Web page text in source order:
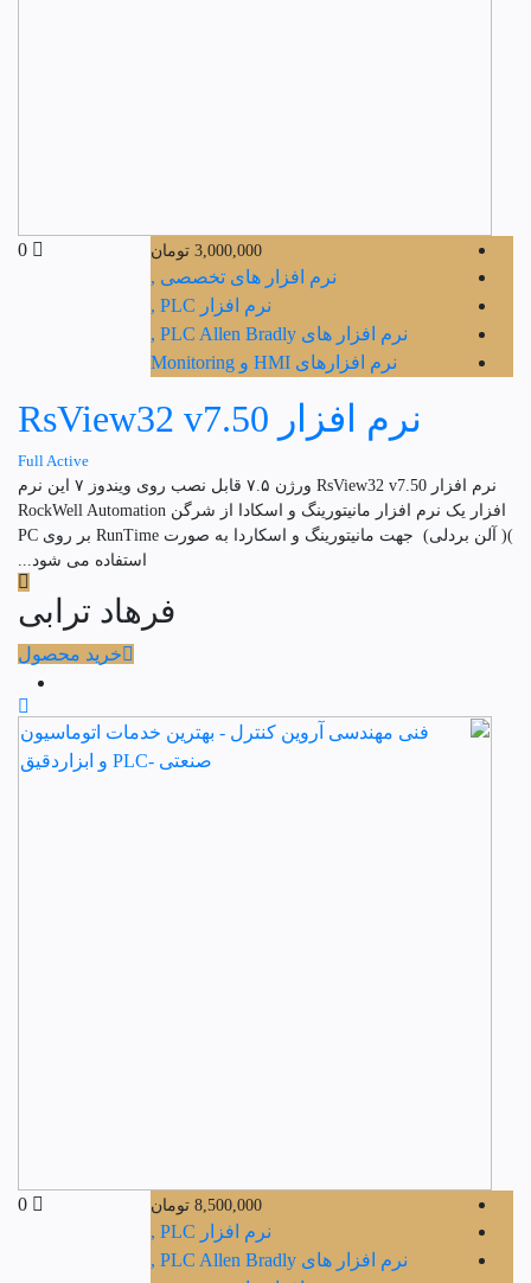
3,000,000 تومان
نرم افزار های تخصصی ,
نرم افزار PLC ,
نرم افزار های PLC Allen Bradly ,
نرم افزارهای HMI و Monitoring
نرم افزار RsView32 v7.50
Full Active
نرم افزار RsView32 v7.50 ورژن ۷.۵ قابل نصب روی ویندوز ۷ این نرم
افزار یک نرم افزار مانیتورینگ و اسکادا از شرگن RockWell Automation
)( آلن بردلی) جهت مانیتورینگ و اسکاردا به صورت RunTime بر روی PC
استفاده می شود...
فرهاد ترابی
خرید محصول
8,500,000 تومان
نرم افزار PLC ,
نرم افزار های PLC Allen Bradly ,